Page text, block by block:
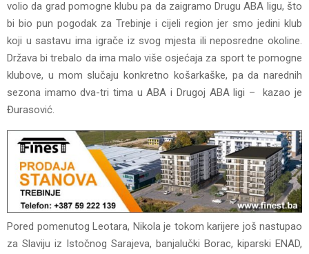
volio da grad pomogne klubu pa da zaigramo Drugu ABA ligu, što
bi bio pun pogodak za Trebinje i cijeli region jer smo jedini klub
koji u sastavu ima igrače iz svog mjesta ili neposredne okoline.
Država bi trebalo da ima malo više osjećaja za sport te pomogne
klubove, u mom slučaju konkretno košarkaške, pa da narednih
sezona imamo dva-tri tima u ABA i Drugoj ABA ligi – kazao je
Đurasović.
Pored pomenutog Leotara, Nikola je tokom karijere još nastupao
za Slaviju iz Istočnog Sarajeva, banjalučki Borac, kiparski ENAD,